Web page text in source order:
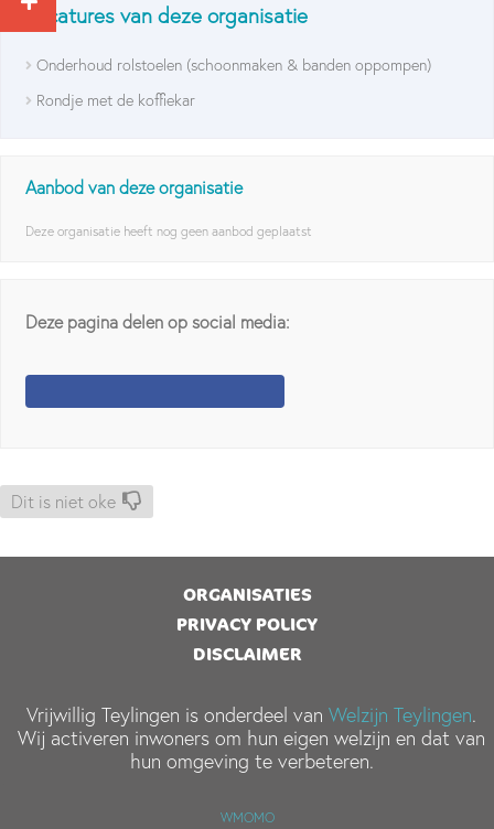
Vacatures van deze organisatie
Onderhoud rolstoelen (schoonmaken & banden oppompen)
Rondje met de koffiekar
Aanbod van deze organisatie
Deze organisatie heeft nog geen aanbod geplaatst
Deze pagina delen op social media:
Dit is niet oke
ORGANISATIES
PRIVACY POLICY
DISCLAIMER
Vrijwillig Teylingen is onderdeel vanWelzijn Teylingen.
Wij activeren inwoners om hun eigen welzijn en dat van
hun omgeving te verbeteren.
WMOMO